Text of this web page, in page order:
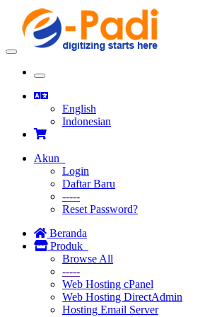
Toggle
Toggle
navigation
English
Indonesian
Akun
Login
Daftar Baru
-----
Reset Password?
Beranda
Produk
Browse All
-----
Web Hosting cPanel
Web Hosting DirectAdmin
Hosting Email Server